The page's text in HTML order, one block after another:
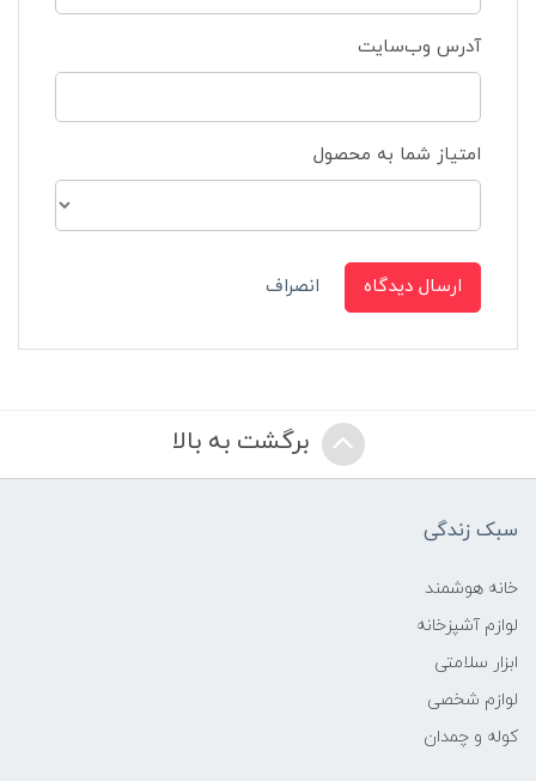
آدرس وب‌سایت
امتیاز شما به محصول
ارسال دیدگاه انصراف
برگشت به بالا
سبک زندگی
خانه هوشمند
لوازم آشپزخانه
ابزار سلامتی
لوازم شخصی
کوله و چمدان